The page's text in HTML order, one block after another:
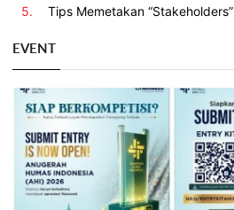
5.
Tips Memetakan “Stakeholders”
EVENT
Previous